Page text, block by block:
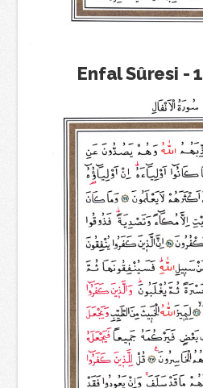
Enfal Sûresi -